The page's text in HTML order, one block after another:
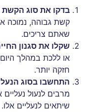
בדקו את סוג
קשת גבוהה, נמוכה
שאתם צריכים.
שקלו את סגנון
או ללכת במהלך
חזקה יותר.
התחשבו בסוג
מרבים לנעול
שיתאים לנעליים אלו.